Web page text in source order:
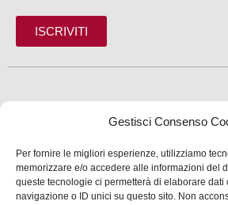
Gestisci Consenso
Per fornire le migliori esperienze, utilizziamo
memorizzare e/o accedere alle informazioni del
queste tecnologie ci permetterà di elaborare dati
navigazione o ID unici su questo sito. Non
ISCRIVITI
SERVIZI
INFORMAZIONI